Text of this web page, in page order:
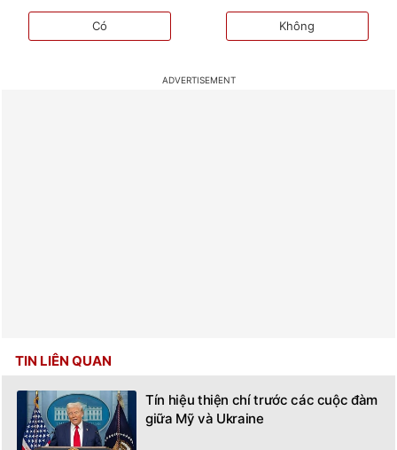
Có Không
TIN LIÊN QUAN
Tín hiệu thiện chí trước các cuộc đàm
giữa Mỹ và Ukraine